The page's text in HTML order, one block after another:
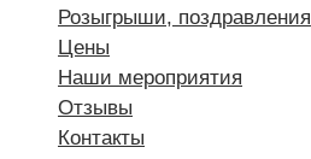
Розыгрыши, поздравления
Цены
Наши мероприятия
Отзывы
Контакты